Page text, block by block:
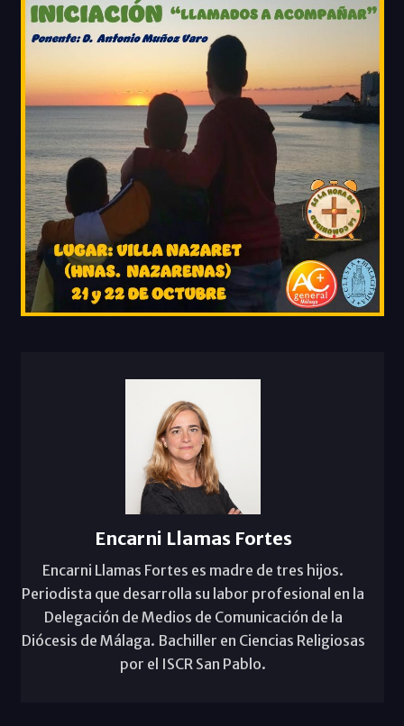
Encarni Llamas Fortes
Encarni Llamas Fortes es madre de tres hijos.
Periodista que desarrolla su labor profesional en la
Delegación de Medios de Comunicación de la
Diócesis de Málaga. Bachiller en Ciencias Religiosas
por el ISCR San Pablo.